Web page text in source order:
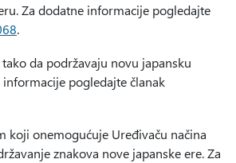
Za dodatne informacije pogledajte
.
da podržavaju novu japansku
informacije pogledajte članak
koji onemogućuje Uređivaču načina
znakova nove japanske ere. Za